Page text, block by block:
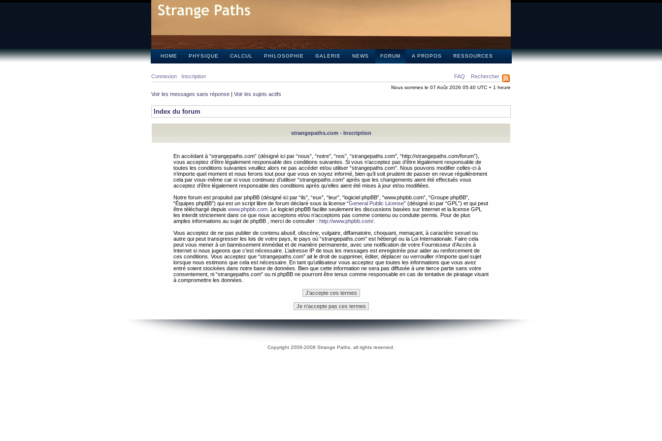
HOME PHYSIQUE CALCUL PHILOSOPHIE GALERIE NEWS FORUM A PROPOS RESSOURCES
FAQ Rechercher
Connexion Inscription
Nous sommes le 07 Août 2026 05:40 UTC + 1 heure
Voir les messages sans réponse | Voir les sujets actifs
Index du forum
strangepaths.com - Inscription
En accédant à “strangepaths.com” (désigné ici par “nous”, “notre”, “nos”, “strangepaths.com”, “http://strangepaths.com/forum”),
vous acceptez d’être légalement responsable des conditions suivantes. Si vous n’acceptez pas d’être légalement responsable de
toutes les conditions suivantes veuillez alors ne pas accéder et/ou utiliser “strangepaths.com”. Nous pouvons modifier celles-ci à
n’importe quel moment et nous ferons tout pour que vous en soyez informé, bien qu’il soit prudent de passer en revue régulièrement
cela par vous-même car si vous continuez d’utiliser “strangepaths.com” après que les changements aient été effectués vous
acceptez d’être légalement responsable des conditions après qu’elles aient été mises à jour et/ou modifiées.
Notre forum est propulsé par phpBB (désigné ici par “ils”, “eux”, “leur”, “logiciel phpBB”, “www.phpbb.com”, “Groupe phpBB”,
“Équipes phpBB”) qui est un script libre de forum déclaré sous la license “General Public License” (désigné ici par “GPL”) et qui peut
être téléchargé depuis www.phpbb.com . Le logiciel phpBB facilite seulement les discussions basées sur Internet et la license GPL
les interdit strictement dans ce que nous acceptons et/ou n’acceptons pas comme contenu ou conduite permis. Pour de plus
amples informations au sujet de phpBB , merci de consulter : http://www.phpbb.com/
Vous acceptez de ne pas publier de contenu abusif, obscène, vulgaire, diffamatoire, choquant, menaçant, à caractère sexuel ou
autre qui peut transgresser les lois de votre pays, le pays où “strangepaths.com” est hébergé ou la Loi Internationale. Faire cela
peut vous mener à un bannissement immédiat et de manière permanente, avec une notification de votre Fournisseur d’Accès à
Internet si nous jugeons que c’est nécessaire. L’adresse IP de tous les messages est enregistrée pour aider au renforcement de
ces conditions. Vous acceptez que “strangepaths.com” ait le droit de supprimer, éditer, déplacer ou verrouiller n’importe quel sujet
lorsque nous estimons que cela est nécessaire. En tant qu’utilisateur vous acceptez que toutes les informations que vous avez
entré soient stockées dans notre base de données. Bien que cette information ne sera pas diffusée à une tierce partie sans votre
consentement, ni “strangepaths.com” ou ni phpBB ne pourront être tenus comme responsable en cas de tentative de piratage visant
à compromettre les données.
Copyright 2006-2008 Strange Paths, all rights reserved.